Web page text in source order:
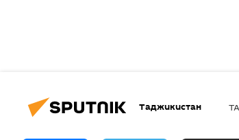
Таджикистан